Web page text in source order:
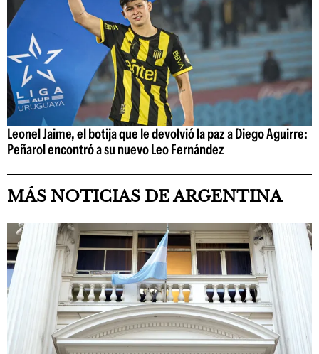
Leonel Jaime, el botija que le devolvió la paz a Diego Aguirre:
Peñarol encontró a su nuevo Leo Fernández
MÁS NOTICIAS DE ARGENTINA